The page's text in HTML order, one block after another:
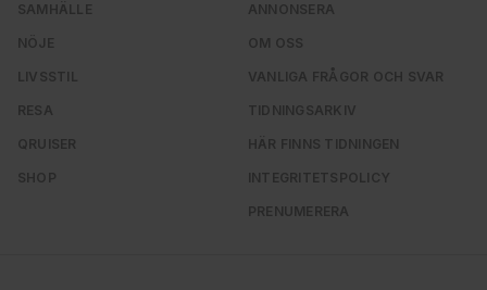
SAMHÄLLE
NÖJE
LIVSSTIL
RESA
QRUISER
SHOP
ANNONSERA
OM OSS
VANLIGA FRÅGOR OCH SVAR
TIDNINGSARKIV
HÄR FINNS TIDNINGEN
INTEGRITETSPOLICY
PRENUMERERA